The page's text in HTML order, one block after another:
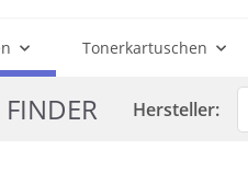
Tonerkartuschen
Hersteller: